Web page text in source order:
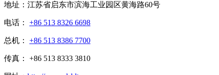
地址：江苏省启东市滨海工业园区黄海路60号
电话： +86 513 8326 6698
总机： +86 513 8386 7700
传真： +86 513 8333 3810